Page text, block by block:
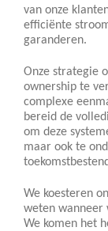
van onze
efficiënte
garanderen.
Onze strategie
ownership te
complexe
bereid de
om deze
maar ook te
We koesteren
weten wanneer
We komen het